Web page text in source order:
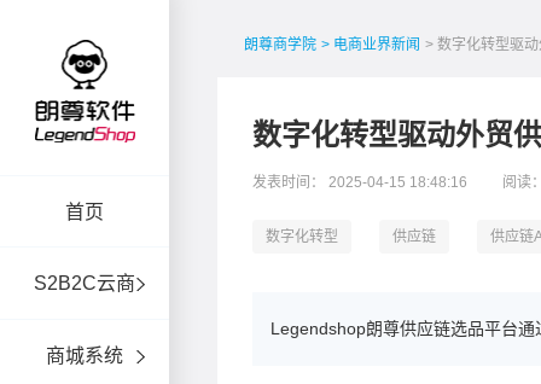
首页
S2B2C云商
商城系统
朗尊商学院 > 电商业界新闻 > 数字化转型驱
数字化转型驱动外贸
发表时间： 2025-04-15 18:48:16 阅读
数字化转型 供应链 供应链
Legendshop朗尊供应链选品平台